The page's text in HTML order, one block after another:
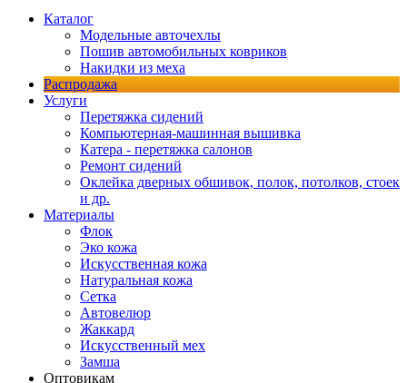
Каталог
Модельные авточехлы
Пошив автомобильных ковриков
Накидки из меха
Распродажа
Услуги
Перетяжка сидений
Компьютерная-машинная вышивка
Катера - перетяжка салонов
Ремонт сидений
Оклейка дверных обшивок, полок, потолков, стоек
и др.
Материалы
Флок
Эко кожа
Искусственная кожа
Натуральная кожа
Сетка
Автовелюр
Жаккард
Искусственный мех
Замша
Оптовикам